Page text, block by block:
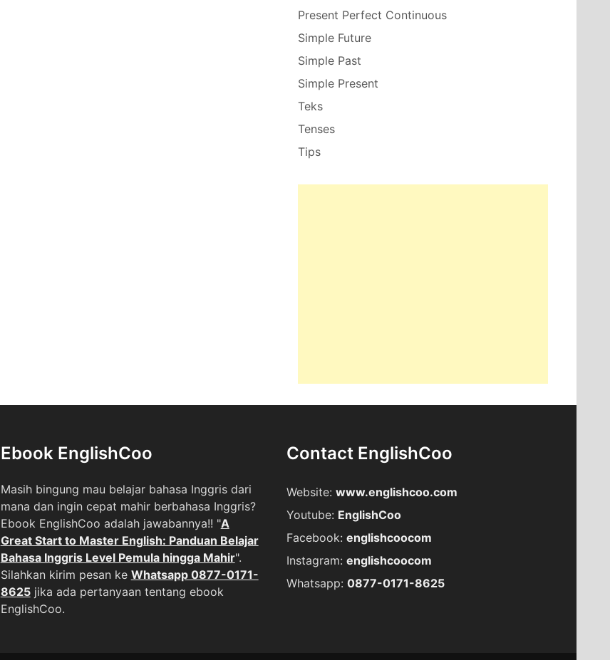
Present Perfect Continuous
Simple Future
Simple Past
Simple Present
Teks
Tenses
Tips
Ebook EnglishCoo
Masih bingung mau belajar bahasa Inggris dari
mana dan ingin cepat mahir berbahasa Inggris?
Ebook EnglishCoo adalah jawabannya!! "A
Great Start to Master English: Panduan Belajar
Bahasa Inggris Level Pemula hingga Mahir".
Silahkan kirim pesan ke Whatsapp 0877-0171-
8625jika ada pertanyaan tentang ebook
EnglishCoo.
Contact EnglishCoo
Website:www.englishcoo.com
Youtube: EnglishCoo
Facebook:englishcoocom
Instagram:englishcoocom
Whatsapp:0877-0171-8625